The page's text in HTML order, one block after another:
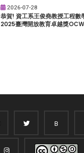
2026-07-28
恭賀! 資工系王俊堯教授工程數
2025臺灣開放教育卓越獎
B